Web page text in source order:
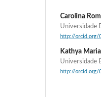
Carolina
Universidade
http://orcid.org/
Kathya
Universidade
http://orcid.org/